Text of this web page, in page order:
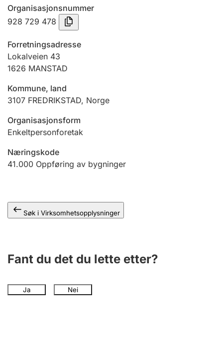
Jeger
Ektepaktveileder
Offentlig sektor
Organisasjonsnummer
928 729 478
Forretningsadresse
Lokalveien 43
1626 MANSTAD
Kommune, land
3107 FREDRIKSTAD, Norge
Organisasjonsform
Enkeltpersonforetak
Næringskode
41.000 Oppføring av bygninger
Søk i Virksomhetsopplysninger
Fant du det du lette etter?
Ja Nei